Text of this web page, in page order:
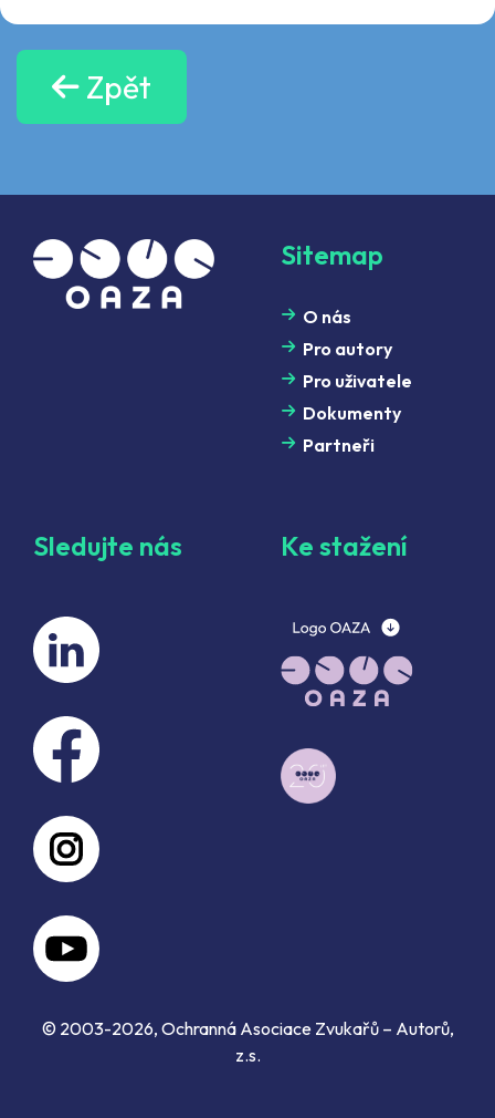
Zpět
Sitemap
O nás
Pro autory
Pro uživatele
Dokumenty
Partneři
Sledujte nás Ke stažení
© 2003-2026, Ochranná Asociace Zvukařů – Autorů,
z.s.